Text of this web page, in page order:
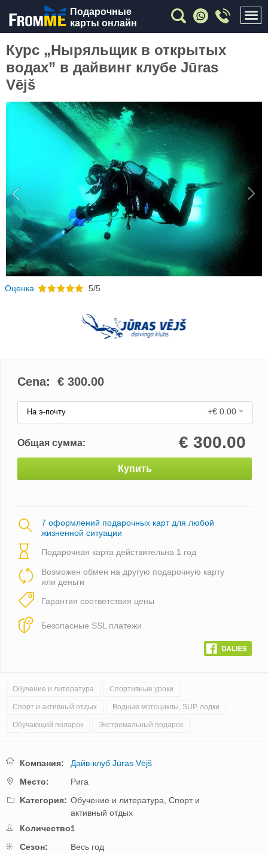
Подарочные
карты онлайн
Курс „Ныряльщик в открытых
водах” в дайвинг клубе Jūras
Vējš
Previous
Oценка 5/5
Cena: € 300.00
На э-почту +€ 0.00
Общая сумма: € 300.00
Купить
7 оформлений подарочных карт для любой
жизненной ситуации
Подарочная карта действительна 1 год
Возможен обмен на другую подарочную карту
или деньги
Гарантия соответствия цены
Безопасные SSL платежи
Обучение и литература Спортивные уроки
Спорт и активный отдых Водные мотоциклы, SUP, лодки
Обучающий поларок Экстремальный подарок
Компания:
Дайв-клуб Jūras Vējš
Mестo:
Рига
Kатегория: Обучение и литература, Спорт и
активный отдых
Количество:1
Cезон:
Весь год